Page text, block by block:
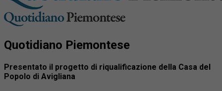
Quotidiano Piemontese
Presentato il progetto di riqualificazione della Casa del
Popolo di Avigliana